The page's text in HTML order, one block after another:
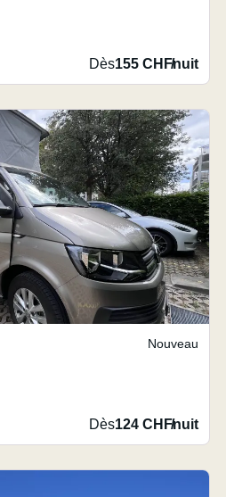
Dès155 CHF/nuit
Nouveau
Dès124 CHF/nuit